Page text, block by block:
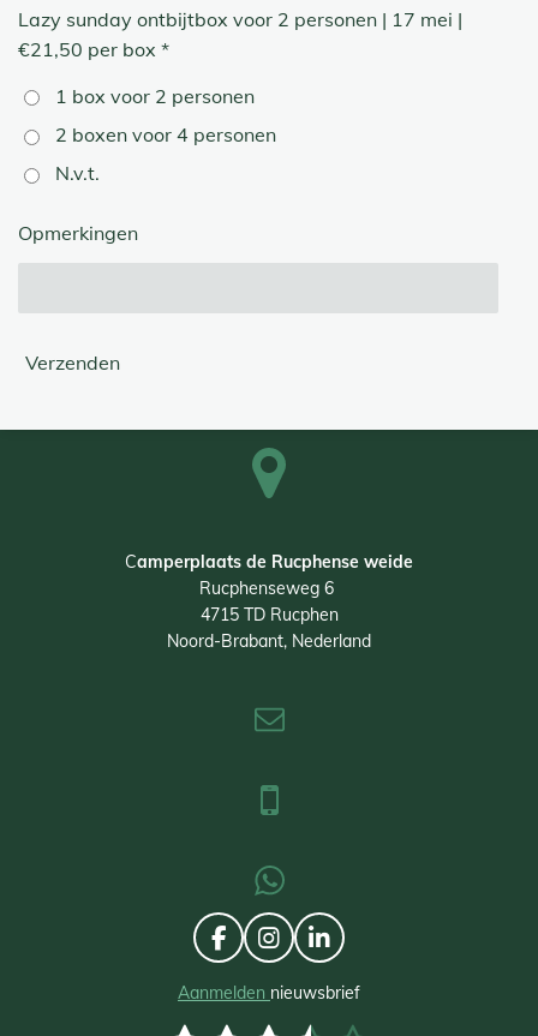
Lazy sunday ontbijtbox voor 2 personen | 17 mei |
€21,50 per box *
1 box voor 2 personen
2 boxen voor 4 personen
N.v.t.
Opmerkingen
Verzenden
Camperplaats de Rucphense weide
Rucphenseweg 6
4715 TD Rucphen
Noord-Brabant, Nederland
F
a
c
I
n
s
L
i
n
Aanmelden nieuwsbrief